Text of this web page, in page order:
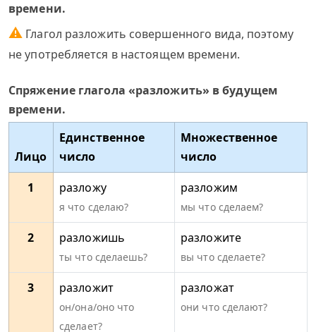
времени.
⚠ Глагол разложить совершенного вида, поэтому
не употребляется в настоящем времени.
Спряжение глагола «разложить» в будущем
времени.
Лицо
Единственное
число
Множественное
число
1
разложу
я что сделаю?
разложим
мы что сделаем?
2 разложишь
ты что сделаешь?
разложите
вы что сделаете?
3 разложит
он/она/оно что
сделает?
разложат
они что сделают?